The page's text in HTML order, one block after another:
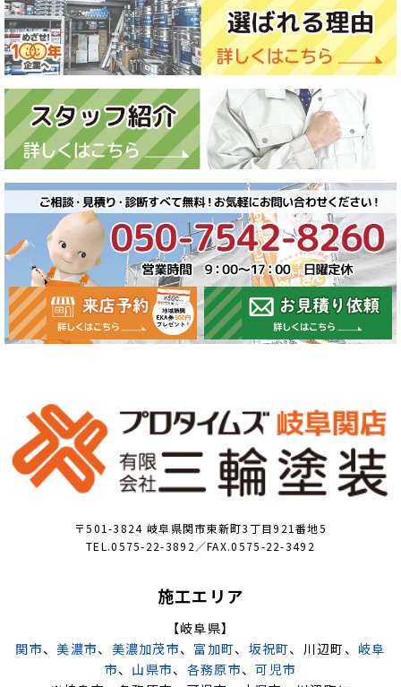
〒501-3824 岐阜県関市東新町3丁目921番地5
TEL.0575-22-3892／FAX.0575-22-3492
施工エリア
【岐阜県】
関市、美濃市、 美濃加茂市、 富加町、 坂祝町、川辺町、 岐阜
市、 山県市、 各務原市、可児市